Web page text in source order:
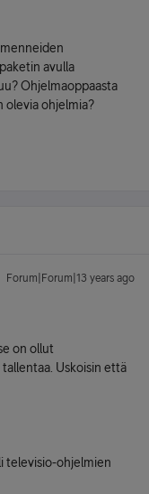
avulla
Ohjelmaoppaasta
olevia ohjelmia?
Forum|Forum|13 years ago
on ollut
Uskoisin että
televisio-ohjelmien